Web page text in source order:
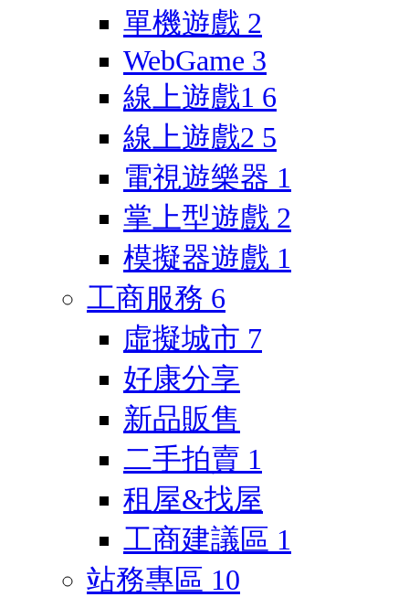
單機遊戲 2
WebGame 3
線上遊戲1 6
線上遊戲2 5
電視遊樂器 1
掌上型遊戲 2
模擬器遊戲 1
工商服務 6
虛擬城市 7
好康分享
新品販售
二手拍賣 1
租屋&找屋
工商建議區 1
站務專區 10